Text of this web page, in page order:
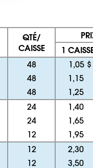
QTÉ/
CAISSE
1
48 1,05 $
48 1,15
48 1,25
24 1,40
24 1,65
12 1,95
12 2,30
12 3,50